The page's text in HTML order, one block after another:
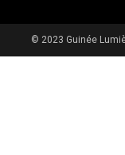
© 2023 Guinée